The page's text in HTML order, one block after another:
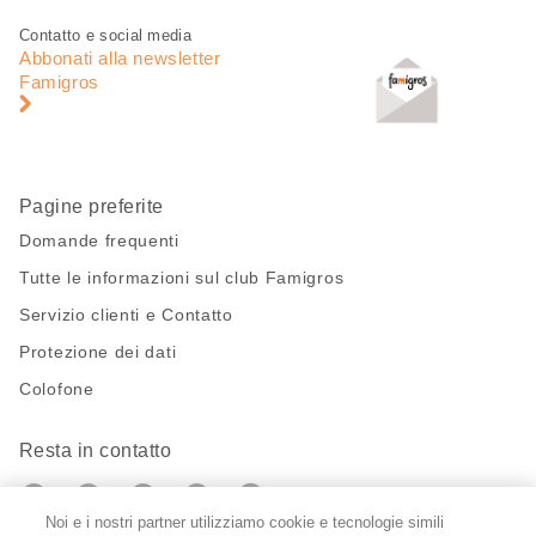
Piè
pagina
Navigazione
pagina
Contatto e social media
Abbonati alla newsletter
Famigros
Pagine preferite
Domande frequenti
Tutte le informazioni sul club Famigros
Servizio clienti e Contatto
Protezione dei dati
Colofone
Resta in contatto
https://twitter.com/migros?
https://www.youtube.com/user/
PinterestInstagram
Noi e i nostri partner utilizziamo cookie e tecnologie simili